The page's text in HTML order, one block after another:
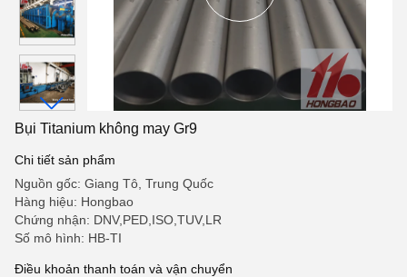
Bụi Titanium không may Gr9
Chi tiết sản phẩm
Nguồn gốc: Giang Tô, Trung Quốc
Hàng hiệu: Hongbao
Chứng nhận: DNV,PED,ISO,TUV,LR
Số mô hình: HB-TI
Điều khoản thanh toán và vận chuyển